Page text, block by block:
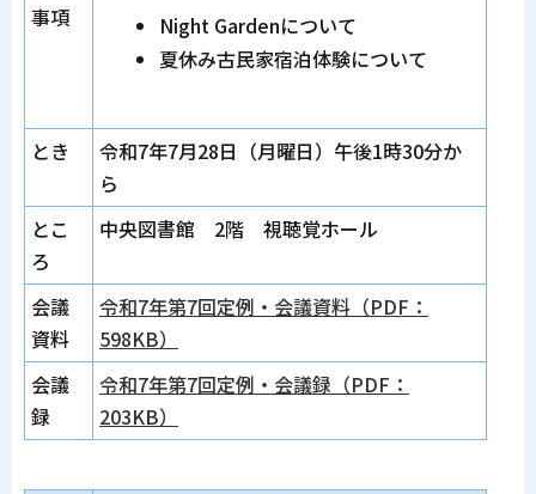
事項
Night Gardenについて
夏休み古民家宿泊体験について
とき
令和7年7月28日（月曜日）午後1時30分か
ら
とこ
ろ
中央図書館 2階 視聴覚ホール
会議
資料
令和7年第7回定例・会議資料（PDF：
598KB）
会議
録
令和7年第7回定例・会議録（PDF：
203KB）